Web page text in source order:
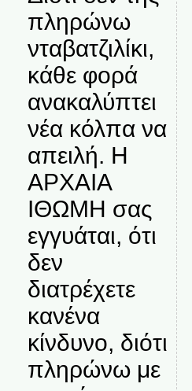
πληρώνω
νταβατζιλίκι,
κάθε φορά
ανακαλύπτει
νέα κόλπα να
απειλή. Η
ΑΡΧΑΙΑ
ΙΘΩΜΗ σας
εγγυάται, ότι
δεν
διατρέχετε
κανένα
κίνδυνο, διότι
πληρώνω με